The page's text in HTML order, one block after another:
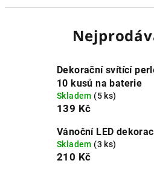
Dekorační svítící
10 kusů na baterie
Skladem (5 ks)
139 Kč
Vánoční LED
Skladem (3 ks)
210 Kč